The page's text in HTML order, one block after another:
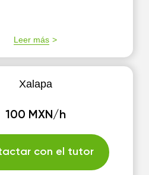
Leer más
Xalapa
100 MXN/h
con el tutor